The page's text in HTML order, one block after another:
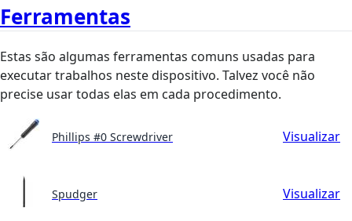
Ferramentas
Estas são algumas ferramentas comuns usadas para
executar trabalhos neste dispositivo. Talvez você não
precise usar todas elas em cada procedimento.
Phillips #0 Screwdriver Visualizar
Spudger Visualizar